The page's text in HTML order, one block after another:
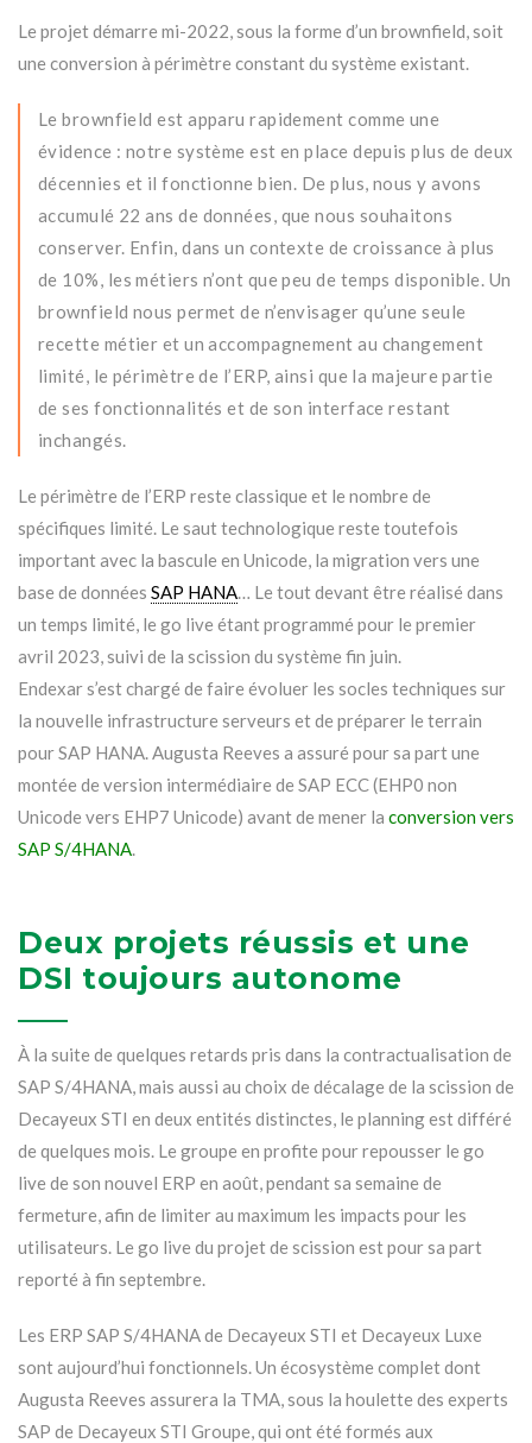
Le projet démarre mi-2022, sous la forme d’un brownfield, soit
une conversion à périmètre constant du système existant.
Le brownfield est apparu rapidement comme une
évidence : notre système est en place depuis plus de deux
décennies et il fonctionne bien. De plus, nous y avons
accumulé 22 ans de données, que nous souhaitons
conserver. Enfin, dans un contexte de croissance à plus
de 10%, les métiers n’ont que peu de temps disponible. Un
brownfield nous permet de n’envisager qu’une seule
recette métier et un accompagnement au changement
limité, le périmètre de l’ERP, ainsi que la majeure partie
de ses fonctionnalités et de son interface restant
inchangés.
Le périmètre de l’ERP reste classique et le nombre de
spécifiques limité. Le saut technologique reste toutefois
important avec la bascule en Unicode, la migration vers une
base de données SAP HANA… Le tout devant être réalisé dans
un temps limité, le go live étant programmé pour le premier
avril 2023, suivi de la scission du système fin juin.
Endexar s’est chargé de faire évoluer les socles techniques sur
la nouvelle infrastructure serveurs et de préparer le terrain
pour SAP HANA. Augusta Reeves a assuré pour sa part une
montée de version intermédiaire de SAP ECC (EHP0 non
Unicode vers EHP7 Unicode) avant de mener la conversion vers
SAP S/4HANA.
Deux projets réussis et une
DSI toujours autonome
À la suite de quelques retards pris dans la contractualisation de
SAP S/4HANA, mais aussi au choix de décalage de la scission de
Decayeux STI en deux entités distinctes, le planning est différé
de quelques mois. Le groupe en profite pour repousser le go
live de son nouvel ERP en août, pendant sa semaine de
fermeture, afin de limiter au maximum les impacts pour les
utilisateurs. Le go live du projet de scission est pour sa part
reporté à fin septembre.
Les ERP SAP S/4HANA de Decayeux STI et Decayeux Luxe
sont aujourd’hui fonctionnels. Un écosystème complet dont
Augusta Reeves assurera la TMA, sous la houlette des experts
SAP de Decayeux STI Groupe, qui ont été formés aux